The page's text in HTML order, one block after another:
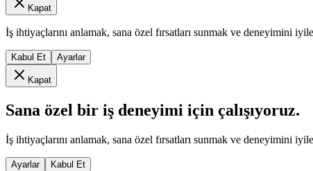
Kapat
İş ihtiyaçlarını anlamak, sana özel fırsatları sunmak ve deneyimini
Kabul Et Ayarlar
Kapat
Sana özel bir iş deneyimi için çalışıyoruz.
İş ihtiyaçlarını anlamak, sana özel fırsatları sunmak ve deneyimini
Ayarlar Kabul Et